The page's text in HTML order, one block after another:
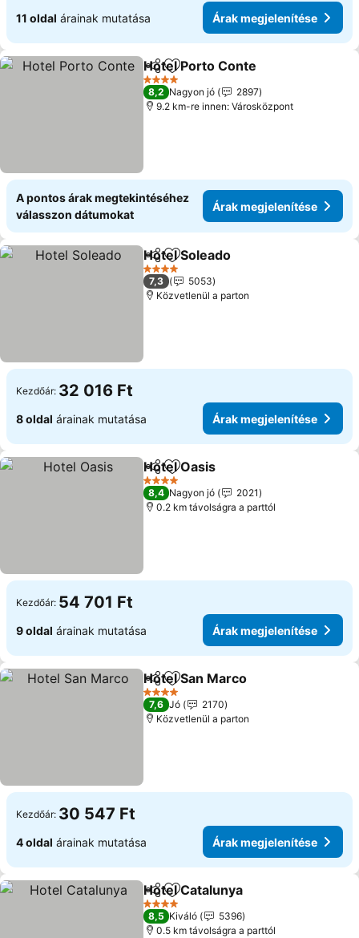
11 oldal árainak mutatása Árak megjelenítése
Megosztás
Hozzáadás a kedvencekhez
Hotel Porto Conte
4 Kategória
8,2 Nagyon jó
2897
9.2 km-re innen: Városközpont
A pontos árak megtekintéséhez
válasszon dátumokat
Árak megjelenítése
Megosztás
Hozzáadás a kedvencekhez
Hotel Soleado
4 Kategória
7,3
5053
Közvetlenül a parton
Kezdőár: 32 016 Ft
8 oldal árainak mutatása Árak megjelenítése
Megosztás
Hozzáadás a kedvencekhez
Hotel Oasis
4 Kategória
8,4 Nagyon jó
2021
0.2 km távolságra a parttól
Kezdőár: 54 701 Ft
9 oldal árainak mutatása Árak megjelenítése
Megosztás
Hozzáadás a kedvencekhez
Hotel San Marco
4 Kategória
7,6 Jó
2170
Közvetlenül a parton
Kezdőár: 30 547 Ft
4 oldal árainak mutatása Árak megjelenítése
Megosztás
Hozzáadás a kedvencekhez
Hotel Catalunya
4 Kategória
8,5 Kiváló
5396
0.5 km távolságra a parttól